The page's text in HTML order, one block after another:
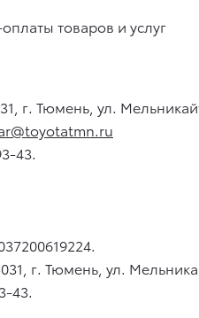
товаров и услуг
г. Тюмень, ул.
43.
г. Тюмень, ул.
43.